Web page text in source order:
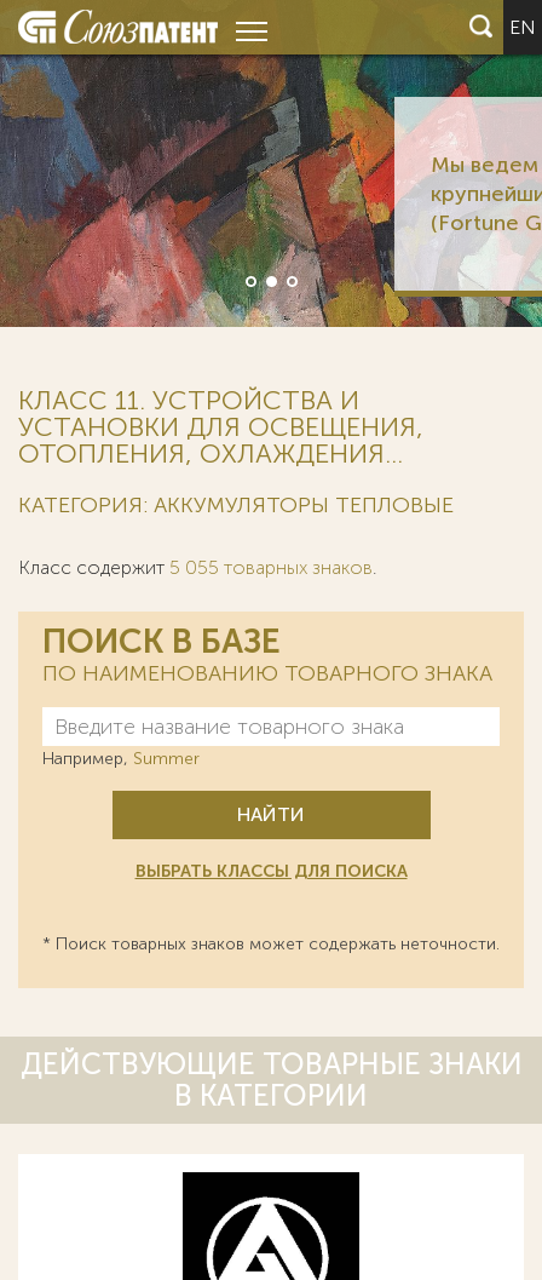
EN
Мы ведем дела 6 из 12
крупнейших корпораций
(Fortune Global 500)
КЛАСС 11. УСТРОЙСТВА И
УСТАНОВКИ ДЛЯ ОСВЕЩЕНИЯ,
ОТОПЛЕНИЯ, ОХЛАЖДЕНИЯ...
КАТЕГОРИЯ: АККУМУЛЯТОРЫ ТЕПЛОВЫЕ
Класс содержит 5 055 товарных знаков.
ПОИСК В БАЗЕ
ПО НАИМЕНОВАНИЮ ТОВАРНОГО ЗНАКА
Например, Summer
НАЙТИ
ВЫБРАТЬ КЛАССЫ ДЛЯ ПОИСКА
* Поиск товарных знаков может содержать неточности.
ДЕЙСТВУЮЩИЕ ТОВАРНЫЕ ЗНАКИ
В КАТЕГОРИИ